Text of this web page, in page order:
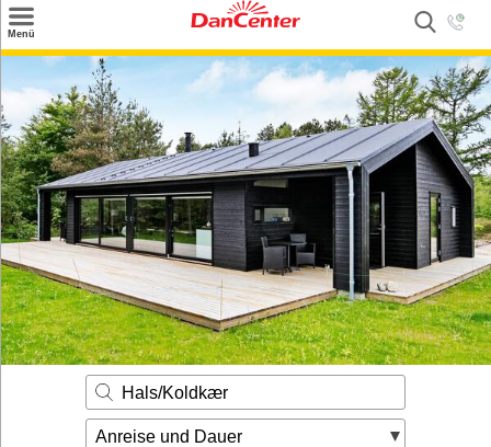
Menü
Suchen
Urlaubsziele
Weitere Urlaubsziele
Angebote
Inspiration
Kontakt
Gut zu wissen
Login
Hals/Koldkær
Anreise und Dauer